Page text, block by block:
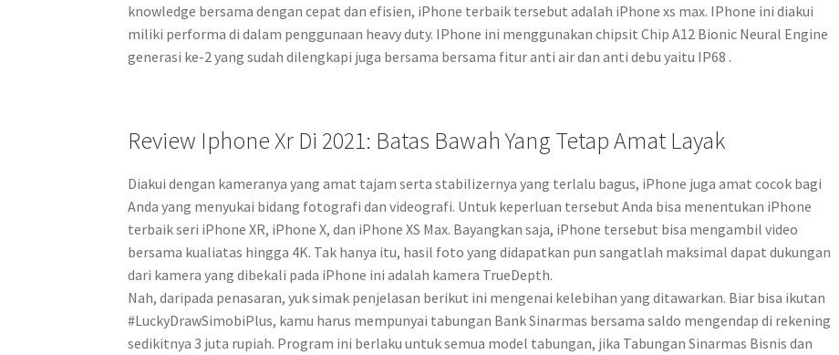
knowledge bersama dengan cepat dan efisien, iPhone terbaik tersebut adalah iPhone xs max. IPhone ini diakui
miliki performa di dalam penggunaan heavy duty. IPhone ini menggunakan chipsit Chip A12 Bionic Neural Engine
generasi ke-2 yang sudah dilengkapi juga bersama bersama fitur anti air dan anti debu yaitu IP68 .
Review Iphone Xr Di 2021: Batas Bawah Yang Tetap Amat Layak
Diakui dengan kameranya yang amat tajam serta stabilizernya yang terlalu bagus, iPhone juga amat cocok bagi
Anda yang menyukai bidang fotografi dan videografi. Untuk keperluan tersebut Anda bisa menentukan iPhone
terbaik seri iPhone XR, iPhone X, dan iPhone XS Max. Bayangkan saja, iPhone tersebut bisa mengambil video
bersama kualiatas hingga 4K. Tak hanya itu, hasil foto yang didapatkan pun sangatlah maksimal dapat dukungan
dari kamera yang dibekali pada iPhone ini adalah kamera TrueDepth.
Nah, daripada penasaran, yuk simak penjelasan berikut ini mengenai kelebihan yang ditawarkan. Biar bisa ikutan
#LuckyDrawSimobiPlus, kamu harus mempunyai tabungan Bank Sinarmas bersama saldo mengendap di rekening
sedikitnya 3 juta rupiah. Program ini berlaku untuk semua model tabungan, jika Tabungan Sinarmas Bisnis dan